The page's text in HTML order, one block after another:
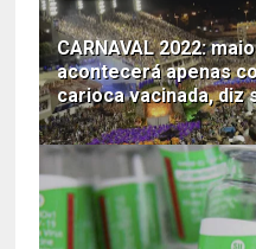
CARNAVAL 2022:
acontecerá apenas
carioca vacinada, diz